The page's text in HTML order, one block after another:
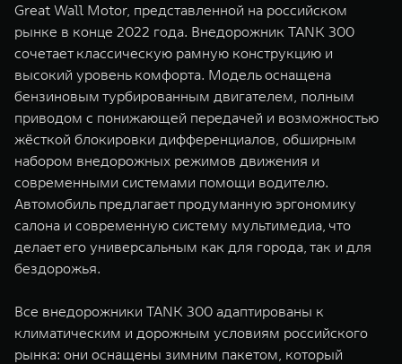
Great Wall Motor, представленной на российском
рынке в конце 2022 года. Внедорожник TANK 300
сочетает классическую рамную конструкцию и
высокий уровень комфорта. Модель оснащена
бензиновым турбированным двигателем, полным
приводом с понижающей передачей и возможностью
жёсткой блокировки дифференциалов, обширным
набором внедорожных режимов движения и
современными системами помощи водителю.
Автомобиль предлагает продуманную эргономику
салона и современную систему мультимедиа, что
делает его универсальным как для города, так и для
бездорожья.
Все внедорожники TANK 300 адаптированы к
климатическим и дорожным условиям российского
рынка: они оснащены зимним пакетом, который